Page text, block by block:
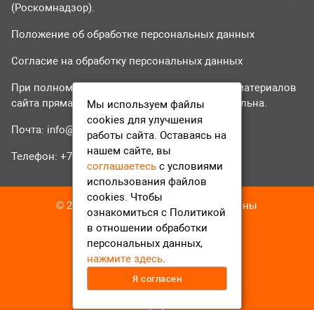
(Роскомнадзор).
Положение об обработке персональных данных
Согласие на обработку персональных данных
При полном или частичном использовании материалов
сайта прямая гиперссылка на tvr24.tv обязательна.
Почта: info@tvr24.tv
Телефон: +7 (496) 551-04-95
© 2016-2023 ТВР24 Все права защищены
Мы используем файлы
cookies для улучшения
работы сайта. Оставаясь на
нашем сайте, вы
соглашаетесь с условиями
использования файлов
cookies. Чтобы
ознакомиться с Политикой
в отношении обработки
персональных данных,
нажмите здесь.
Я согласен